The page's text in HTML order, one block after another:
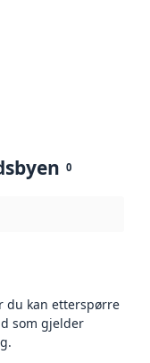
0
du kan etterspørre
som gjelder